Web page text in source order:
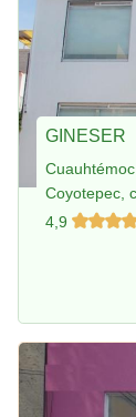
GINESER
Coyotepec,
4,9